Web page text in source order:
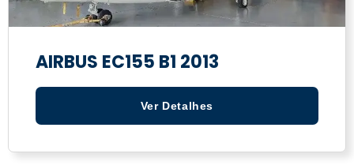
AIRBUS EC155 B1 2013
Ver Detalhes